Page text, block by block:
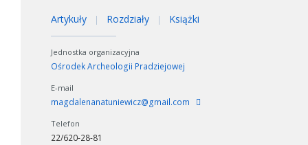
Artykuły | Rozdziały | Książki
Jednostka organizacyjna
Ośrodek Archeologii Pradziejowej
E-mail
magdalenanatuniewicz@gmail.com
Telefon
22/620-28-81